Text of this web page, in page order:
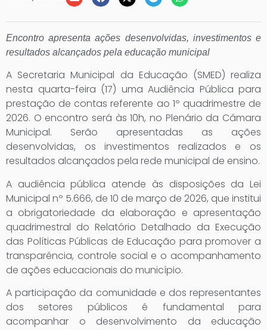
Encontro apresenta ações desenvolvidas, investimentos e
resultados alcançados pela educação municipal
A Secretaria Municipal da Educação (SMED) realiza
nesta quarta-feira (17) uma Audiência Pública para
prestação de contas referente ao 1º quadrimestre de
2026. O encontro será às 10h, no Plenário da Câmara
Municipal. Serão apresentadas as ações
desenvolvidas, os investimentos realizados e os
resultados alcançados pela rede municipal de ensino.
A audiência pública atende às disposições da Lei
Municipal nº 5.666, de 10 de março de 2026, que institui
a obrigatoriedade da elaboração e apresentação
quadrimestral do Relatório Detalhado da Execução
das Políticas Públicas de Educação para promover a
transparência, controle social e o acompanhamento
de ações educacionais do município.
A participação da comunidade e dos representantes
dos setores públicos é fundamental para
acompanhar o desenvolvimento da educação